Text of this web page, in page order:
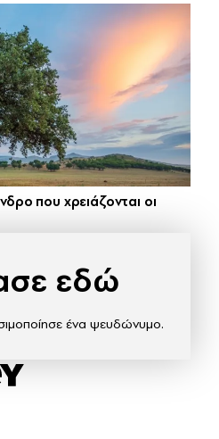
που χρειάζονται οι
εδώ
ένα ψευδώνυμο.